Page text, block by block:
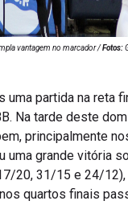
vantagem no marcador /Fotos:
uma partida na reta
Na tarde deste
principalmente
uma grande vitória
20, 31/15 e 24/12),
quartos finais